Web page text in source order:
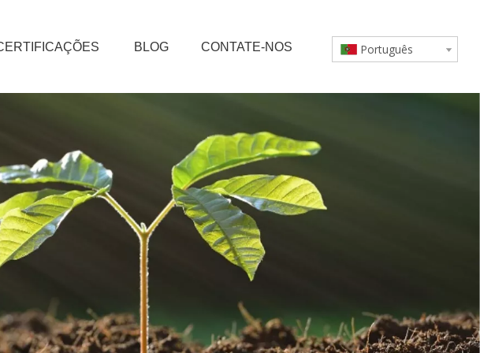
BLOG CONTATE-NOS Português